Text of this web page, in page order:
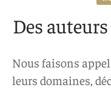
Des
Nous faisons
leurs domaines,